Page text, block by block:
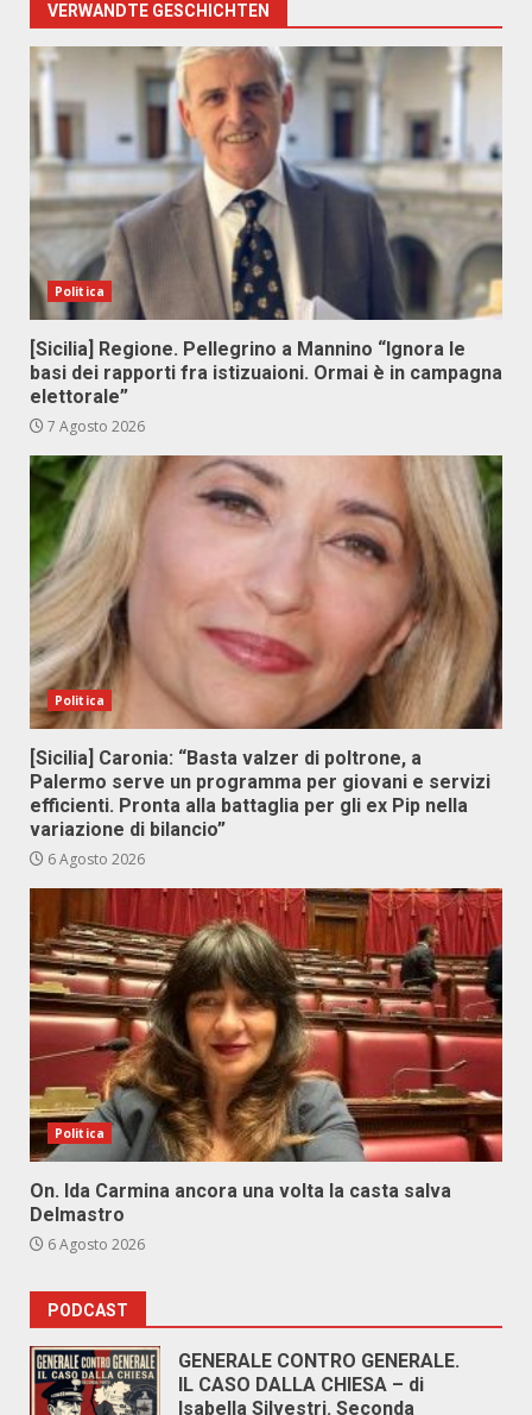
VERWANDTE GESCHICHTEN
Politica
[Sicilia] Regione. Pellegrino a Mannino “Ignora le
basi dei rapporti fra istizuaioni. Ormai è in campagna
elettorale”
7 Agosto 2026
Politica
[Sicilia] Caronia: “Basta valzer di poltrone, a
Palermo serve un programma per giovani e servizi
efficienti. Pronta alla battaglia per gli ex Pip nella
variazione di bilancio”
6 Agosto 2026
Politica
On. Ida Carmina ancora una volta la casta salva
Delmastro
6 Agosto 2026
PODCAST
GENERALE CONTRO GENERALE.
IL CASO DALLA CHIESA – di
Isabella Silvestri. Seconda